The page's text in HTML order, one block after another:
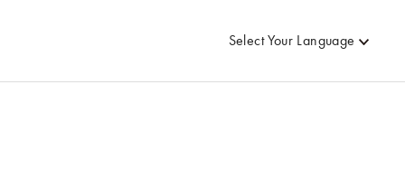
Select Your Language